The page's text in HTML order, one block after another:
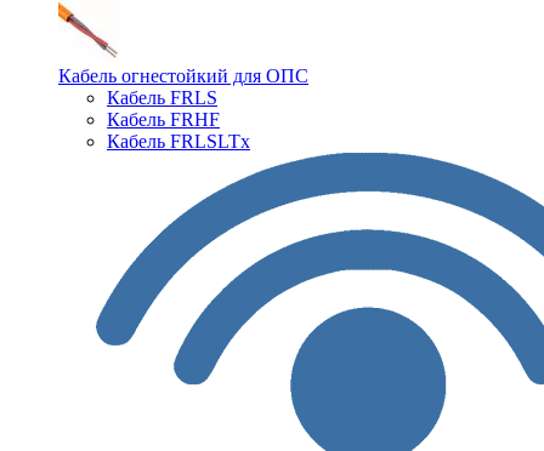
Кабель огнестойкий для ОПС
Кабель FRLS
Кабель FRHF
Кабель FRLSLTx